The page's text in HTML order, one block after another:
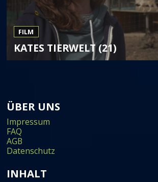
FILM
KATES TIERWELT (21)
ÜBER UNS
Impressum
FAQ
AGB
Datenschutz
INHALT